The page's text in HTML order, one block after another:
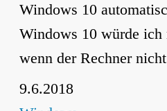
Windows 10
Windows 10 würde ich
wenn der Rechner
9.6.2018